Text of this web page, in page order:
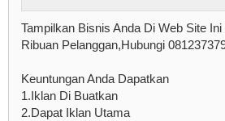
Tampilkan Bisnis Anda Di Web Site
Ribuan Pelanggan,Hubungi
Keuntungan Anda Dapatkan
1.Iklan Di Buatkan
2.Dapat Iklan Utama